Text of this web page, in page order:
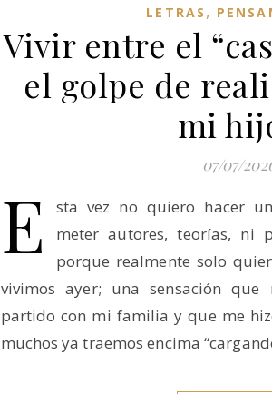
LETRAS ,
Vivir entre el
el golpe de
mi
07/07/
E
sta vez no quiero hacer
meter autores, teorías, ni
porque realmente solo
vivimos ayer; una sensación
partido con mi familia y que me
muchos ya traemos encima